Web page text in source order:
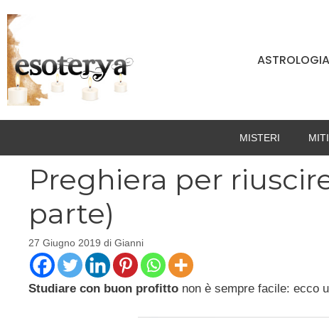
al
contenuto
ASTROLOGIA
MISTERI
Preghiera per
parte)
27 Giugno 2019 di Gianni
Studiare con buon profitto non è sempre facile: ecco